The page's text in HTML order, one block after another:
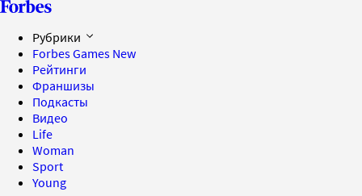
Рубрики
Forbes Games New
Рейтинги
Франшизы
Подкасты
Видео
Life
Woman
Sport
Young